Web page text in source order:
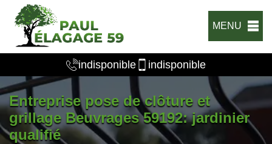
MENU
indisponible indisponible
Entreprise pose de clôture et
grillage Beuvrages 59192: jardinier
qualifié